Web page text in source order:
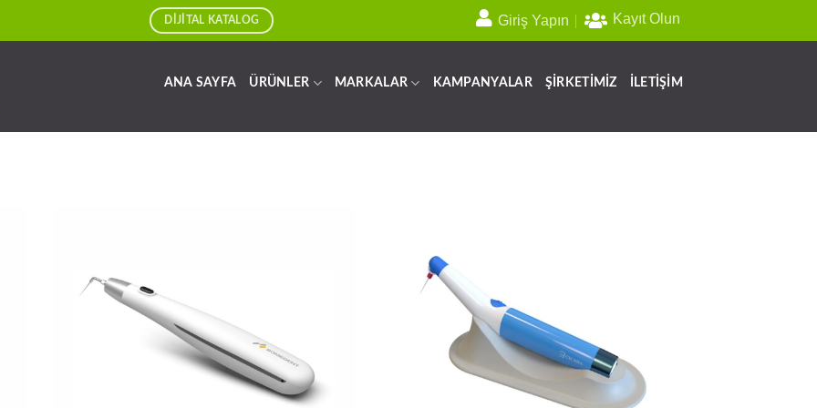
DİJİTAL KATALOG Giriş Yapın Kayıt Olun
ANA SAYFA ÜRÜNLER MARKALAR KAMPANYALAR ŞİRKETİMİZ İLETİŞİM